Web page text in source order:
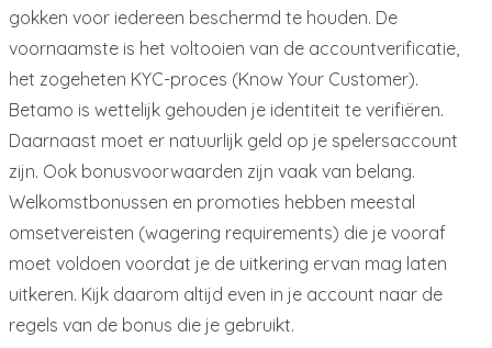
gokken voor iedereen beschermd te houden. De
voornaamste is het voltooien van de accountverificatie,
het zogeheten KYC-proces (Know Your Customer).
Betamo is wettelijk gehouden je identiteit te verifiëren.
Daarnaast moet er natuurlijk geld op je spelersaccount
zijn. Ook bonusvoorwaarden zijn vaak van belang.
Welkomstbonussen en promoties hebben meestal
omsetvereisten (wagering requirements) die je vooraf
moet voldoen voordat je de uitkering ervan mag laten
uitkeren. Kijk daarom altijd even in je account naar de
regels van de bonus die je gebruikt.